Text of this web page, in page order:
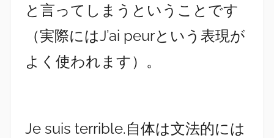
と言ってしまうということです
（実際にはJ’ai peurという表現が
よく使われます）。
Je suis terrible.自体は文法的には